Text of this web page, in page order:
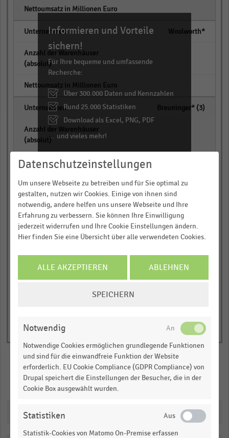
Woolworth*
Breuninger* (3)
Ludwig Beck* (4)
empty
empty
Informieren und Vorteile
sichern!
Für Ihre bequeme und umfassende
Recherche:
Über 300.000 Daten und Kennzahlen
Rund 25.000 Statistiken
Download als Excel, PNG, PDF
… und vieles mehr!
JETZT INFORMIEREN
Merken Teilen
Datenschutzeinstellungen
Um unsere Webseite zu betreiben und für Sie optimal zu
gestalten, nutzen wir Cookies. Einige von ihnen sind
notwendig, andere helfen uns unsere Webseite und Ihre
Erfahrung zu verbessern. Sie können Ihre Einwilligung
jederzeit widerrufen und Ihre Cookie Einstellungen ändern.
Hier finden Sie eine Übersicht über alle verwendeten Cookies.
ALLE AKZEPTIEREN ABLEHNEN
SPEICHERN
Notwendig
Notwendige Cookies ermöglichen grundlegende Funktionen
und sind für die einwandfreie Funktion der Website
erforderlich. EU Cookie Compliance (GDPR Compliance) von
Drupal speichert die Einstellungen der Besucher, die in der
Cookie Box ausgewählt wurden.
Statistiken
Statistik-Cookies von Matomo On-Premise erfassen